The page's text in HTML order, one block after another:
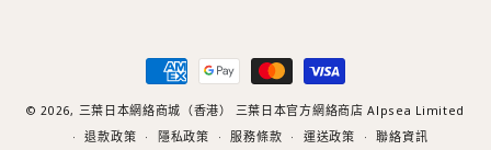
付
款
方
© 2026, 三葉日本網絡商城（香港）
三葉日本官方網絡商店 Alpsea Limited
退款政策
隱私政策 服務條款 運送政策 聯絡資訊